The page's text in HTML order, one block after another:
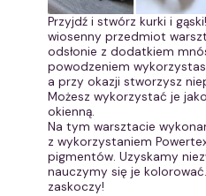
Przyjdź i stwórz kurki i
wiosenny przedmiot
odsłonie z dodatkiem
powodzeniem
a przy okazji stworzysz
Możesz wykorzystać je
okienną.
Na tym warsztacie
z wykorzystaniem
pigmentów. Uzyskamy
nauczymy się je
zaskoczy!